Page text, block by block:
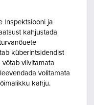
Inspektsiooni ja
kahjustada
küberintsidendist
võtab viivitamata
volitamata
kahju.